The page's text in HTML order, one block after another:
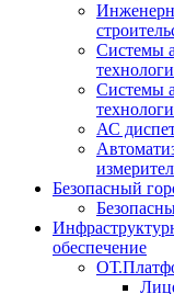
Системы
Системы
АС
Безопасный
обеспечение